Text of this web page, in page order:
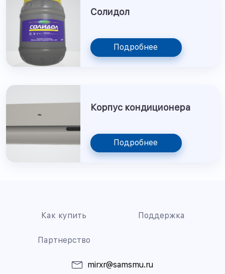
Солидол
Подробнее
Корпус кондиционера
Подробнее
Как купить Поддержка
Партнерство
mirxr@samsmu.ru